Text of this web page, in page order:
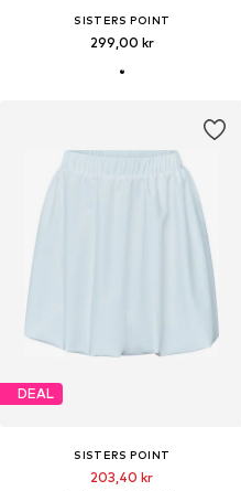
SISTERS POINT
299,00 kr
DEAL
SISTERS POINT
203,40 kr